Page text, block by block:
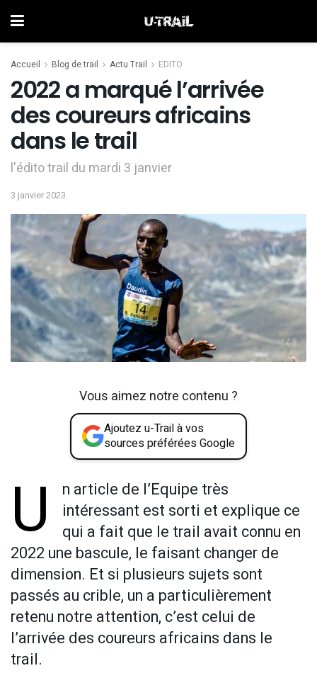
Accueil Blog de trail Actu Trail EDITO
2022 a marqué l’arrivée
des coureurs africains
dans le trail
l'édito trail du mardi 3 janvier
3 janvier 2023
Vous aimez notre contenu ?
Ajoutez u-Trail à vos
sources préférées Google
U
n article de l’Equipe très
intéressant est sorti et explique ce
qui a fait que le trail avait connu en
2022 une bascule, le faisant changer de
dimension. Et si plusieurs sujets sont
passés au crible, un a particulièrement
retenu notre attention, c’est celui de
l’arrivée des coureurs africains dans le
trail.